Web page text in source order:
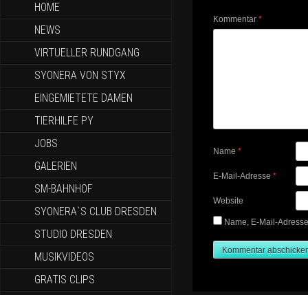
HOME
NEWS
VIRTUELLER RUNDGANG
SYONERA VON STYX
EINGEMIETETE DAMEN
TIERHILFE PY
JOBS
GALERIEN
SM-BAHNHOF
SYONERA`S CLUB DRESDEN
STUDIO DRESDEN
MUSIKVIDEOS
GRATIS CLIPS
Kommentar *
Name *
E-Mail-Adresse *
Website
Name, E-Mail-